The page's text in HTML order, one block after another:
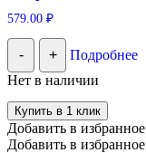
579.00 ₽
- +
Подробнее
Нет в наличии
Купить в 1 клик
Добавить в избранное
Добавить в избранное